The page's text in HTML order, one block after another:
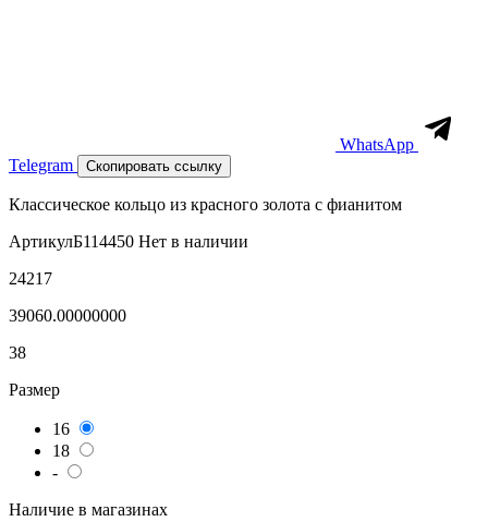
WhatsApp
Telegram
Скопировать ссылку
Классическое кольцо из красного золота с фианитом
АртикулБ114450 Нет в наличии
24217
39060.00000000
38
Размер
16
18
-
Наличие в магазинах